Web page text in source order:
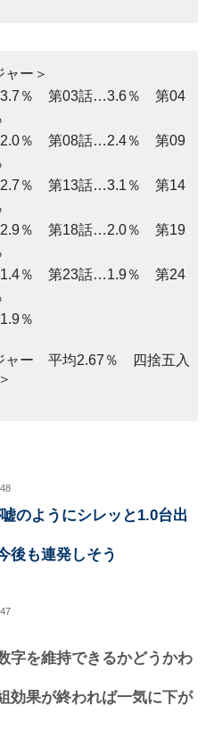
ャー＞
％ 第03話…3.6％ 第04
％ 第08話…2.4％ 第09
％ 第13話…3.1％ 第14
％ 第18話…2.0％ 第19
％ 第23話…1.9％ 第24
％
ャー 平均2.67％ 四捨五入
のようにシレッと1.0台出
後も連発しそう
字を維持できるかどうかわ
効果が終われば一気に下が